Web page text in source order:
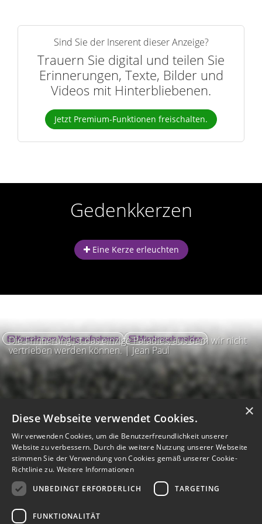
Sind Sie der Inserent dieser Anzeige?
Trauern Sie digital und teilen Sie
Erinnerungen, Texte, Bilder und
Videos mit Hinterbliebenen.
Jetzt Premium-Funktionen freischalten.
Gedenkkerzen
Eine Kerze erleuchten
Die Erinnerung ist das einzige Paradies, aus dem wir nicht
vertrieben werden können. | Jean Paul
Kontakt zum Verlag aufnehmen Missbrauch melden
Barrierefreiheit
Barriere melden
Kontrastmodus aktivieren
×
Diese Webseite verwendet Cookies.
Wir verwenden Cookies, um die Benutzerfreundlichkeit unserer
Website zu verbessern. Durch die weitere Nutzung unserer Webseite
stimmen Sie der Verwendung von Cookies gemäß unserer Cookie-
Richtlinie zu. Weitere Informationen
UNBEDINGT ERFORDERLICH
TARGETING
FUNKTIONALITÄT